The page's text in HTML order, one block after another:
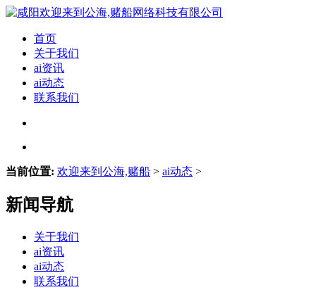
首页
关于我们
ai资讯
ai动态
联系我们
当前位置: 欢迎来到公海,赌船 > ai动态 >
新闻导航
关于我们
ai资讯
ai动态
联系我们